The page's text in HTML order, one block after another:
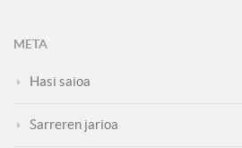
META
Hasi saioa
Sarreren jarioa